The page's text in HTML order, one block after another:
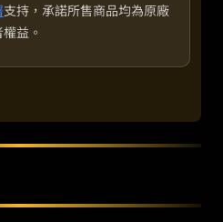
支持，承諾所售商品均為原廠
益。